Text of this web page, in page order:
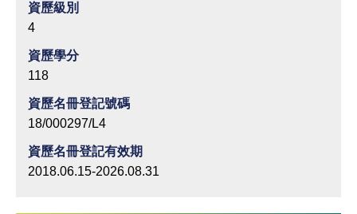
資歷級別
4
資歷學分
118
資歷名冊登記號碼
18/000297/L4
資歷名冊登記有效期
2018.06.15-2026.08.31